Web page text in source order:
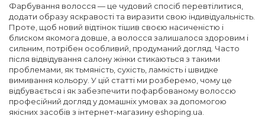
Фарбування волосся — це чудовий спосіб перевтілитися,
додати образу яскравості та виразити свою індивідуальність.
Проте, щоб новий відтінок тішив своєю насиченістю і
блиском якомога довше, а волосся залишалося здоровим і
сильним, потрібен особливий, продуманий догляд. Часто
після відвідування салону жінки стикаються з такими
проблемами, як тьмяність, сухість, ламкість і швидке
вимивання кольору. У цій статті ми розберемо, чому це
відбувається і як забезпечити пофарбованому волоссю
професійний догляд у домашніх умовах за допомогою
якісних засобів з інтернет-магазину eshoping.ua.